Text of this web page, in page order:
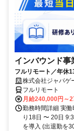
インバウンド事
フルリモート／年休
株式会社ジャパゲ
フルリモート
月給240,000円～
勤務時間詳細 実
り18日 〜 20日
を導入 (出退勤を